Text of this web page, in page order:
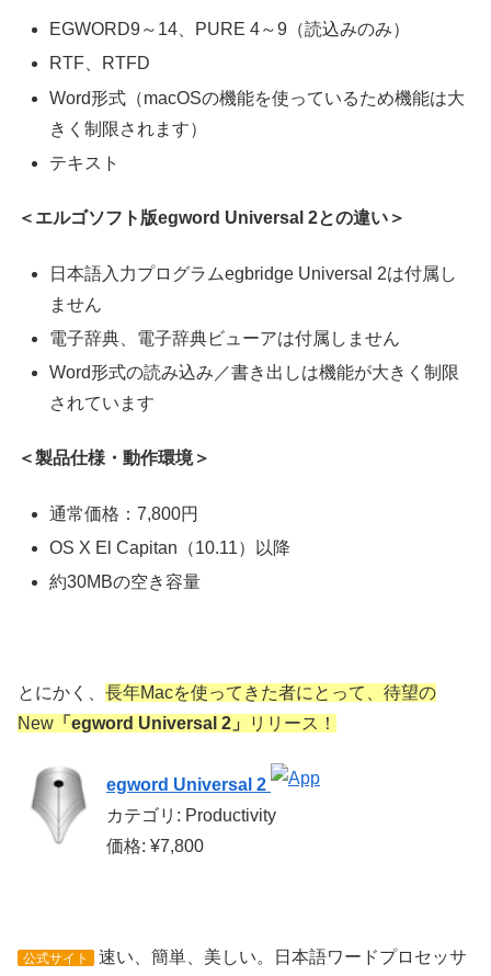
EGWORD9～14、PURE 4～9（読込みのみ）
RTF、RTFD
Word形式（macOSの機能を使っているため機能は大
きく制限されます）
テキスト
＜エルゴソフト版egword Universal 2との違い＞
日本語入力プログラムegbridge Universal 2は付属し
ません
電子辞典、電子辞典ビューアは付属しません
Word形式の読み込み／書き出しは機能が大きく制限
されています
＜製品仕様・動作環境＞
通常価格：7,800円
OS X El Capitan（10.11）以降
約30MBの空き容量
とにかく、 長年Macを使ってきた者にとって、待望の
New 「egword Universal 2」 リリース！
egword Universal 2
カテゴリ: Productivity
価格: ¥7,800
公式サイト
速い、簡単、美しい。日本語ワードプロセッサ